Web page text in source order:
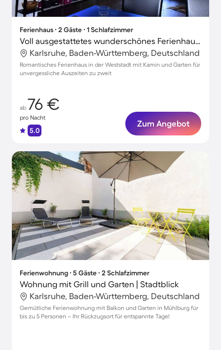
Ferienhaus ∙ 2 Gäste ∙ 1 Schlafzimmer
Voll ausgestattetes wunderschönes Ferienhaus mit Garten | Stadtblick | Ideal für Homeoffice
Karlsruhe, Baden-Württemberg, Deutschland
Romantisches Ferienhaus in der Weststadt mit Kamin und Garten für
unvergessliche Auszeiten zu zweit
ab 76 €
pro Nacht
5.0
Zum Angebot
Ferienwohnung ∙ 5 Gäste ∙ 2 Schlafzimmer
Wohnung mit Grill und Garten | Stadtblick
Karlsruhe, Baden-Württemberg, Deutschland
Gemütliche Ferienwohnung mit Balkon und Garten in Mühlburg für
bis zu 5 Personen – Ihr Rückzugsort für entspannte Tage!